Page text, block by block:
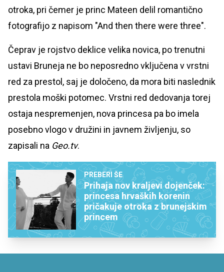
otroka, pri čemer je princ Mateen delil romantično
fotografijo z napisom "And then there were three".
Čeprav je rojstvo deklice velika novica, po trenutni
ustavi Bruneja ne bo neposredno vključena v vrstni
red za prestol, saj je določeno, da mora biti naslednik
prestola moški potomec. Vrstni red dedovanja torej
ostaja nespremenjen, nova princesa pa bo imela
posebno vlogo v družini in javnem življenju, so
zapisali na Geo.tv.
PREBERI ŠE
Prihaja nov kraljevi dojenček:
princesa hrvaških korenin
pričakuje otroka z brunejskim
princem